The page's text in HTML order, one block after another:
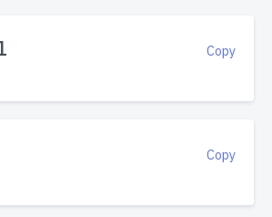
Copy
Copy